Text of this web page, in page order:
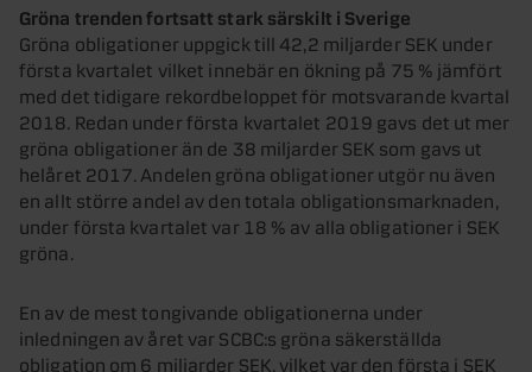
Gröna trenden fortsatt stark särskilt i Sverige
Gröna obligationer uppgick till 42,2 miljarder SEK under
första kvartalet vilket innebär en ökning på 75 % jämfört
med det tidigare rekordbeloppet för motsvarande kvartal
2018. Redan under första kvartalet 2019 gavs det ut mer
gröna obligationer än de 38 miljarder SEK som gavs ut
helåret 2017. Andelen gröna obligationer utgör nu även
en allt större andel av den totala obligationsmarknaden,
under första kvartalet var 18 % av alla obligationer i SEK
gröna.
En av de mest tongivande obligationerna under
inledningen av året var SCBC:s gröna säkerställda
obligation om 6 miljarder SEK, vilket var den första i SEK